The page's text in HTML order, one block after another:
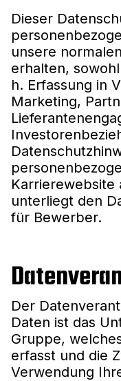
Dieser
unsere
erhalten,
h. Erfassung in
Marketing,
Karrierewebsite
unterliegt den
für Bewerber.
Der
Daten ist das
Gruppe,
erfasst und die
Verwendung